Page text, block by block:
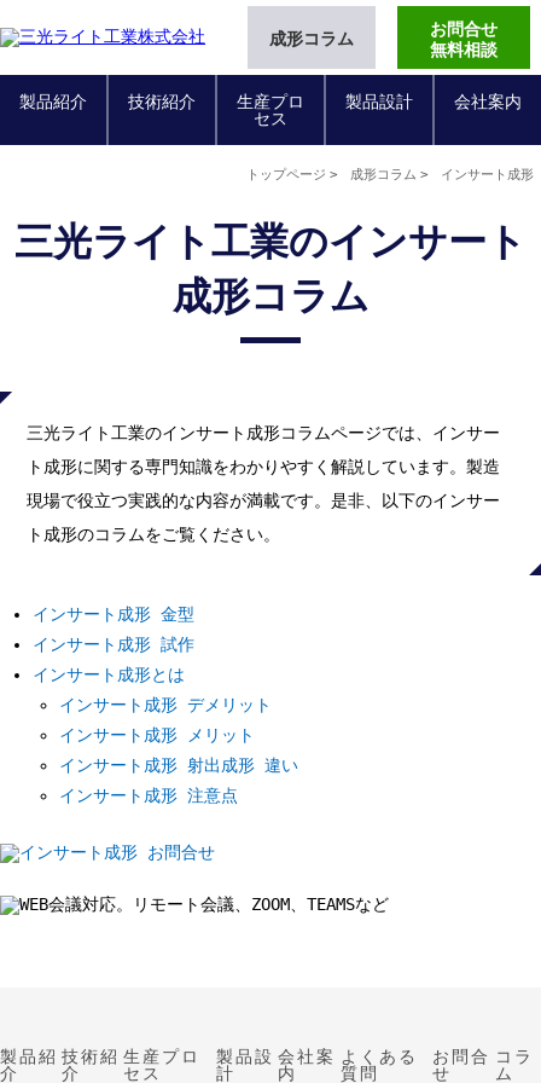
成形コラム
お問合せ
無料相談
製品紹介 技術紹介
生産プロ
セス
製品設計 会社案内
トップページ 成形コラム インサート成形
三光ライト工業のインサート
成形コラム
三光ライト工業のインサート成形コラムページでは、インサー
ト成形に関する専門知識をわかりやすく解説しています。製造
現場で役立つ実践的な内容が満載です。是非、以下のインサー
ト成形のコラムをご覧ください。
インサート成形 金型
インサート成形 試作
インサート成形とは
インサート成形 デメリット
インサート成形 メリット
インサート成形 射出成形 違い
インサート成形 注意点
製品紹
介
技術紹
介
生産プロ
セス
製品設
計
会社案
内
よくある
質問
お問合
せ
コラ
ム